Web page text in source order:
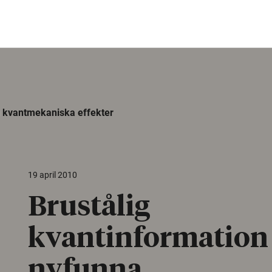
effekter
19 april 2010
Brustålig
kvantinformation